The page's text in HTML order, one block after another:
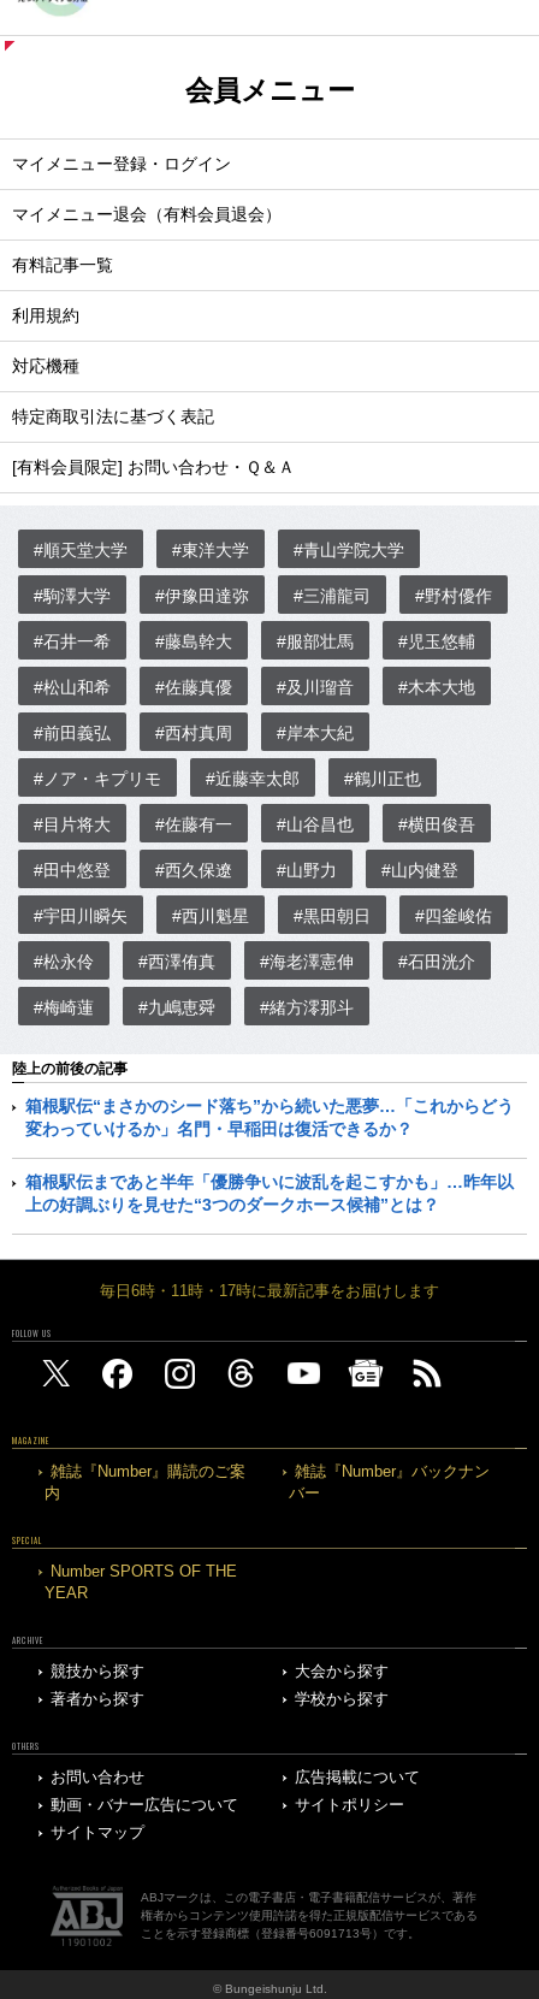
会員メニュー
マイメニュー登録・ログイン
マイメニュー退会（有料会員退会）
有料記事一覧
利用規約
対応機種
特定商取引法に基づく表記
[有料会員限定] お問い合わせ・Ｑ＆Ａ
#順天堂大学 #東洋大学 #青山学院大学
#駒澤大学 #伊豫田達弥 #三浦龍司 #野村優作
#石井一希 #藤島幹大 #服部壮馬 #児玉悠輔
#松山和希 #佐藤真優 #及川瑠音 #木本大地
#前田義弘 #西村真周 #岸本大紀
#ノア・キプリモ #近藤幸太郎 #鶴川正也
#目片将大 #佐藤有一 #山谷昌也 #横田俊吾
#田中悠登 #西久保遼 #山野力 #山内健登
#宇田川瞬矢 #西川魁星 #黒田朝日 #四釜峻佑
#松永伶 #西澤侑真 #海老澤憲伸 #石田洸介
#梅崎蓮 #九嶋恵舜 #緒方澪那斗
陸上の前後の記事
箱根駅伝“まさかのシード落ち”から続いた悪夢…「これからどう
変わっていけるか」名門・早稲田は復活できるか？
箱根駅伝まであと半年「優勝争いに波乱を起こすかも」…昨年以
上の好調ぶりを見せた“3つのダークホース候補”とは？
毎日6時・11時・17時に最新記事をお届けします
FOLLOW US
MAGAZINE
雑誌『Number』購読のご案
内
雑誌『Number』バックナン
バー
SPECIAL
Number SPORTS OF THE
YEAR
ARCHIVE
競技から探す
大会から探す
著者から探す
学校から探す
OTHERS
お問い合わせ
広告掲載について
動画・バナー広告について
サイトポリシー
サイトマップ
ABJマークは、この電子書店・電子書籍配信サービスが、著作
権者からコンテンツ使用許諾を得た正規版配信サービスである
ことを示す登録商標（登録番号6091713号）です。
© Bungeishunju Ltd.